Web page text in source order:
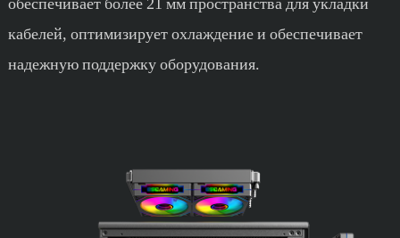
кабелей, оптимизирует охлаждение и обеспечивает
надежную поддержку оборудования.